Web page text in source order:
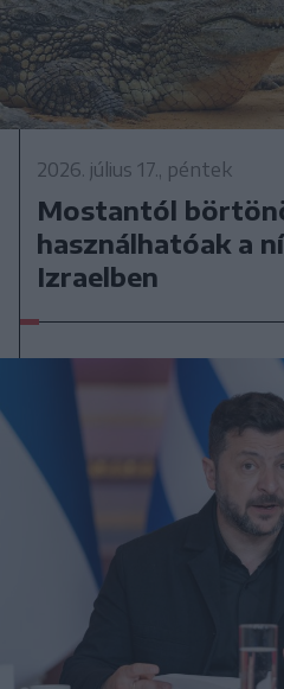
2026. július 17., péntek
Mostantól
használhatóak a
Izraelben